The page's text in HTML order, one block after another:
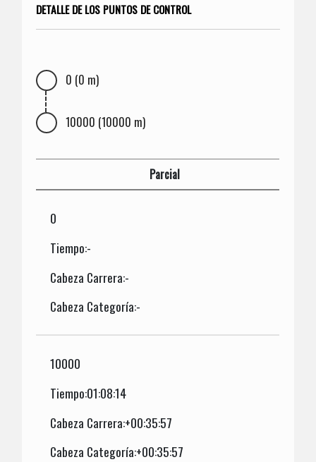
DETALLE DE LOS PUNTOS DE CONTROL
0 (0 m)
10000 (10000 m)
Parcial
0
Tiempo:-
Cabeza Carrera:-
Cabeza Categoría:-
10000
Tiempo:01:08:14
Cabeza Carrera:+00:35:57
Cabeza Categoría:+00:35:57